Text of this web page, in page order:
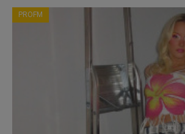
PROFM